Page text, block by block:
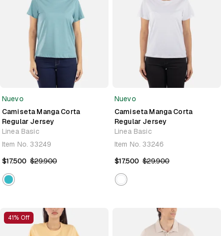
Nuevo
Camiseta Manga Corta
Regular Jersey
Linea Basic
Item No.33249
$17.500 $29.900
Nuevo
Camiseta Manga Corta
Regular Jersey
Linea Basic
Item No.33246
$17.500 $29.900
41% Off